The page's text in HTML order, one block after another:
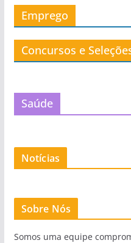
Emprego
Concursos e
Saúde
Notícias
Sobre Nós
Somos uma equipe